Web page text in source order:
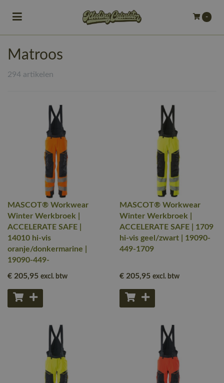
(Bedrukken)
(Borduren)
Toggle navigation -
Matroos
294 artikelen
MASCOT® Workwear
Winter Werkbroek |
ACCELERATE SAFE |
14010 hi-vis
oranje/donkermarine |
19090-449-
€ 205,95 excl. btw
MASCOT® Workwear
Winter Werkbroek |
ACCELERATE SAFE | 1709
hi-vis geel/zwart | 19090-
449-1709
€ 205,95 excl. btw